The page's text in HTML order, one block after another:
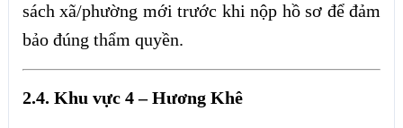
sách xã/phường mới trước khi nộp hồ sơ để đảm
bảo đúng thẩm quyền.
2.4. Khu vực 4 – Hương Khê